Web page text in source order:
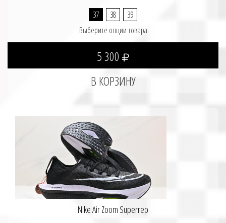
37 38
39
Выберите опции товара
5 300
Nike Air Zoom Superrep